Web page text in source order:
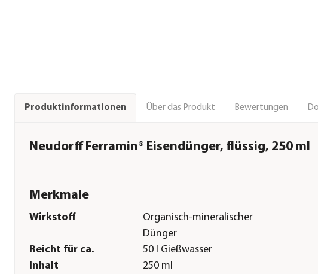
Produktinformationen Über das Produkt Bewertungen
Neudorff Ferramin® Eisendünger, flüssig, 250 ml
Merkmale
Wirkstoff
Organisch-mineralischer
Dünger
Reicht für ca.
50 l Gießwasser
Inhalt
250 ml